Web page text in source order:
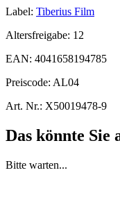
Label: Tiberius Film
Altersfreigabe: 12
EAN: 4041658194785
Preiscode: AL04
Art. Nr.: X50019478-9
Das könnte Sie
Bitte warten...